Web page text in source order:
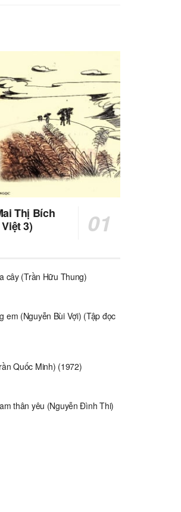
Thị Bích
3)
cây (Trần Hữu Thung)
em (Nguyễn Bùi Vợi) (Tập đọc
Quốc Minh) (1972)
thân yêu (Nguyễn Đình Thi)